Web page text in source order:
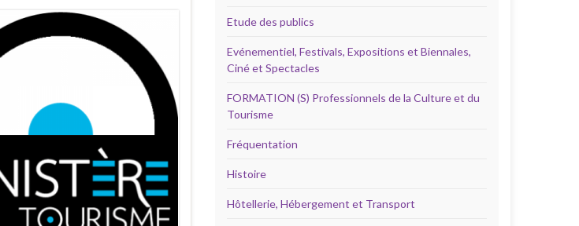
Etude des publics
Evénementiel, Festivals, Expositions et Biennales,
Ciné et Spectacles
FORMATION (S) Professionnels de la Culture et du
Tourisme
Fréquentation
Histoire
Hôtellerie, Hébergement et Transport